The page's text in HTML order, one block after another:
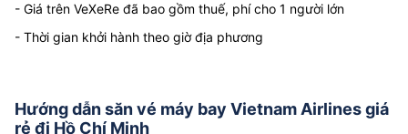
- Giá trên VeXeRe đã bao gồm thuế, phí cho 1 người lớn
- Thời gian khởi hành theo giờ địa phương
Hướng dẫn săn vé máy bay Vietnam Airlines giá
rẻ đi Hồ Chí Minh